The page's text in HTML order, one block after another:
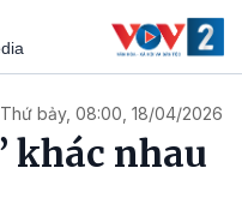
Thứ bảy, 08:00, 18/04/2026
khác nhau